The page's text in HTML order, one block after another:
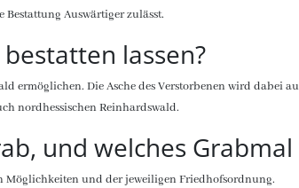
Auswärtiger zulässt.
lassen?
ermöglichen. Die Asche des Verstorbenen wird dabei
nordhessischen Reinhardswald.
und welches
Möglichkeiten und der jeweiligen Friedhofsordnung.